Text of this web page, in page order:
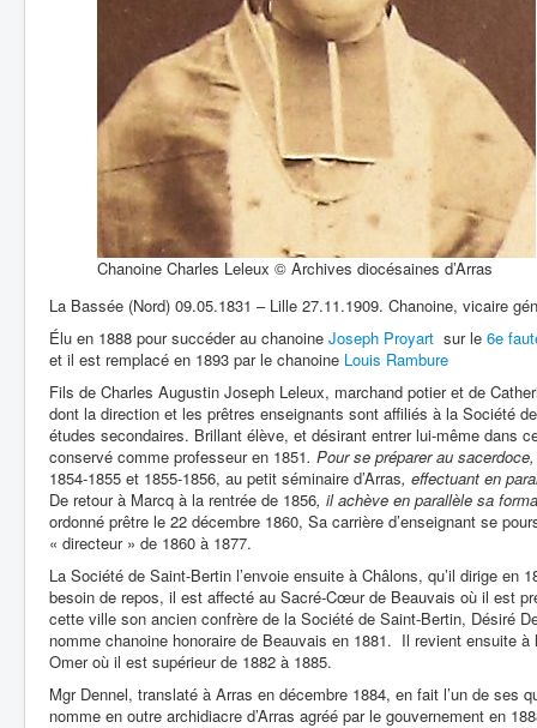
Chanoine Charles Leleux © Archives diocésaines d’Arras
La Bassée (Nord) 09.05.1831 – Lille 27.11.1909. Chanoine, vicaire
Élu en 1888 pour succéder au chanoine Joseph Proyart sur le 6e
et il est remplacé en 1893 par le chanoine Louis Rambure
Fils de Charles Augustin Joseph Leleux, marchand potier et de
dont la direction et les prêtres enseignants sont affiliés à la Société
études secondaires. Brillant élève, et désirant entrer lui-même dans
conservé comme professeur en 1851. Pour se préparer au
1854-1855 et 1855-1856, au petit séminaire d’Arras, effectuant en
De retour à Marcq à la rentrée de 1856, il achève en parallèle sa
ordonné prêtre le 22 décembre 1860, Sa carrière d’enseignant se
« directeur » de 1860 à 1877.
La Société de Saint-Bertin l’envoie ensuite à Châlons, qu’il dirige en
besoin de repos, il est affecté au Sacré-Cœur de Beauvais où il est
cette ville son ancien confrère de la Société de Saint-Bertin, Désiré
nomme chanoine honoraire de Beauvais en 1881. Il revient ensuite
Omer où il est supérieur de 1882 à 1885.
Mgr Dennel, translaté à Arras en décembre 1884, en fait l’un de ses
nomme en outre archidiacre d’Arras agréé par le gouvernement en